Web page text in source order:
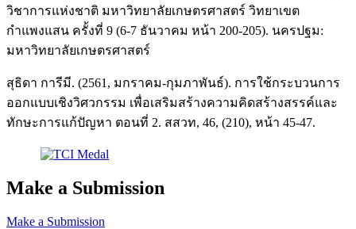
วิชาการแห่งชาติ มหาวิทยาลัยเกษตรศาสตร์ วิทยาเขต
กำแพงแสน ครั้งที่ 9 (6-7 ธันวาคม หน้า 200-205). นครปฐม:
มหาวิทยาลัยเกษตรศาสตร์
สุธิดา การีมี. (2561, มกราคม-กุมภาพันธ์). การใช้กระบวนการ
ออกแบบเชิงวิศวกรรม เพื่อเสริมสร้างความคิดสร้างสรรค์และ
ทักษะการแก้ปัญหา ตอนที่ 2. สสวท, 46, (210), หน้า 45-47.
Make a Submission
Make a Submission